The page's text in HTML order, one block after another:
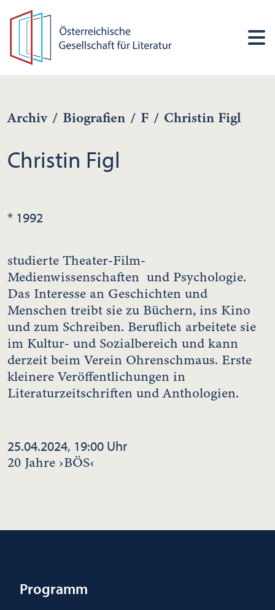
Archiv / Biografien / F / Christin Figl
Christin Figl
* 1992
studierte Theater-Film-
Medienwissenschaften und Psychologie.
Das Interesse an Geschichten und
Menschen treibt sie zu Büchern, ins Kino
und zum Schreiben. Beruflich arbeitete sie
im Kultur- und Sozialbereich und kann
derzeit beim Verein Ohrenschmaus. Erste
kleinere Veröffentlichungen in
Literaturzeitschriften und Anthologien.
25.04.2024, 19:00 Uhr
20 Jahre ›BÖS‹
Programm